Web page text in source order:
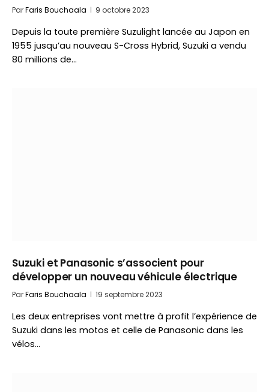
ParFaris Bouchaala 9 octobre 2023
Depuis la toute première Suzulight lancée au Japon en
1955 jusqu’au nouveau S-Cross Hybrid, Suzuki a vendu
80 millions de…
Suzuki et Panasonic s’associent pour
développer un nouveau véhicule électrique
ParFaris Bouchaala 19 septembre 2023
Les deux entreprises vont mettre à profit l’expérience de
Suzuki dans les motos et celle de Panasonic dans les
vélos…